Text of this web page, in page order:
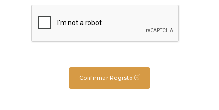
Confirmar Registo